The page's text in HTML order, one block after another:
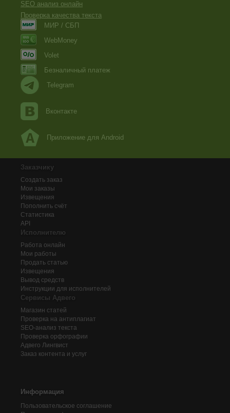
SEO анализ онлайн
Проверка качества текста
МИР / СБП
WebMoney
Volet
Безналичный платеж
Telegram
Вконтакте
Приложение для Android
Заказчику
Создать заказ
Мои заказы
Извещения
Пополнить счёт
Статистика
API
Исполнителю
Работа онлайн
Мои работы
Продать статью
Извещения
Вывод средств
Инструкции для исполнителей
Сервисы Адвего
Магазин статей
Проверка на антиплагиат
SEO-анализ текста
Проверка орфографии
Адвего Лингвист
Заказ контента и услуг
Информация
Пользовательское соглашение